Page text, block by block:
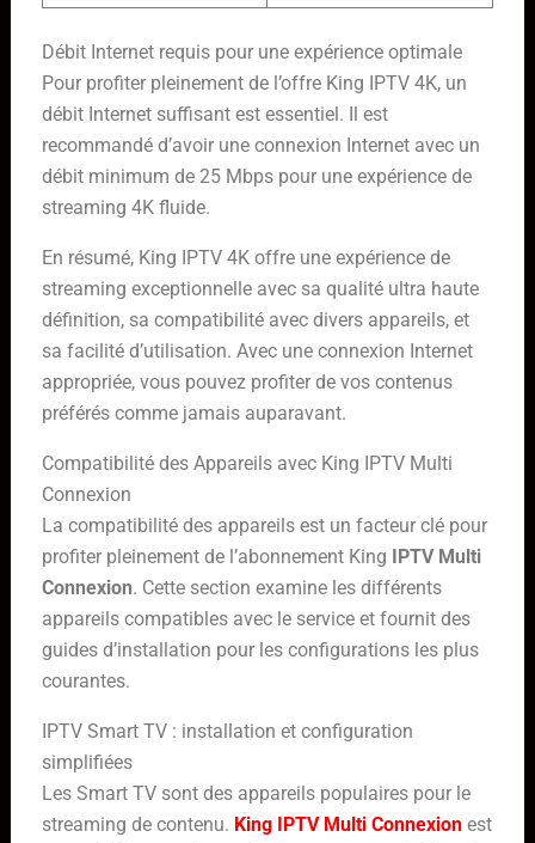
Débit Internet requis pour une expérience optimale
Pour profiter pleinement de l’offre King IPTV 4K, un
débit Internet suffisant est essentiel. Il est
recommandé d’avoir une connexion Internet avec un
débit minimum de 25 Mbps pour une expérience de
streaming 4K fluide.
En résumé, King IPTV 4K offre une expérience de
streaming exceptionnelle avec sa qualité ultra haute
définition, sa compatibilité avec divers appareils, et
sa facilité d’utilisation. Avec une connexion Internet
appropriée, vous pouvez profiter de vos contenus
préférés comme jamais auparavant.
Compatibilité des Appareils avec King IPTV Multi
Connexion
La compatibilité des appareils est un facteur clé pour
profiter pleinement de l’abonnement King
IPTV Multi
Connexion. Cette section examine les différents
appareils compatibles avec le service et fournit des
guides d’installation pour les configurations les plus
courantes.
IPTV Smart TV : installation et configuration
simplifiées
Les Smart TV sont des appareils populaires pour le
streaming de contenu. King IPTV Multi Connexionest